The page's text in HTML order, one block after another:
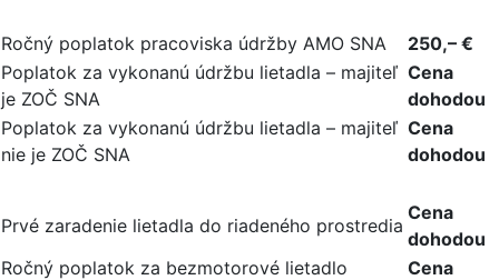
Ročný poplatok pracoviska údržby AMO SNA
250,– €
Poplatok za vykonanú údržbu lietadla – majiteľ
je ZOČ SNA
Cena
dohodou
Poplatok za vykonanú údržbu lietadla – majiteľ
nie je ZOČ SNA
Cena
dohodou
Prvé zaradenie lietadla do riadeného prostredia
Cena
dohodou
Ročný poplatok za bezmotorové lietadlo
Cena